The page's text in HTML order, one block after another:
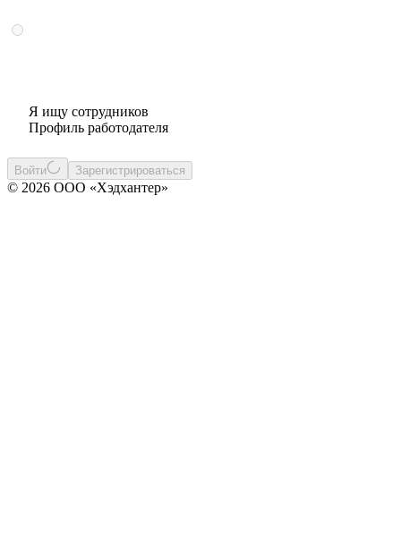
Я ищу сотрудников
Профиль работодателя
Войти Зарегистрироваться
© 2026 ООО «Хэдхантер»